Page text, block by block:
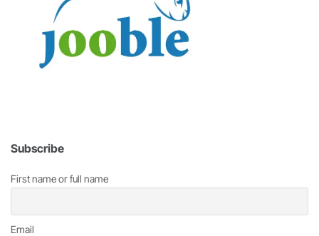
Subscribe
First name or full name
Email